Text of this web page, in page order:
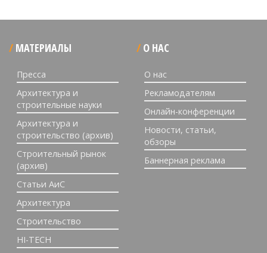
МАТЕРИАЛЫ
Пресса
Архитектура и
строительные науки
Архитектура и
строительство (архив)
Строительный рынок
(архив)
Статьи АиС
Архитектура
Строительство
HI-TECH
О НАС
О нас
Рекламодателям
Онлайн-конференции
Новости, статьи,
обзоры
Баннерная реклама